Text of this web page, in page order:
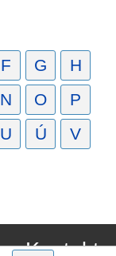
F G
H
N O
P
U Ú
V
Kontakt